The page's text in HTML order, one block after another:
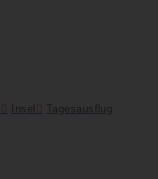
Insel Tagesausflug